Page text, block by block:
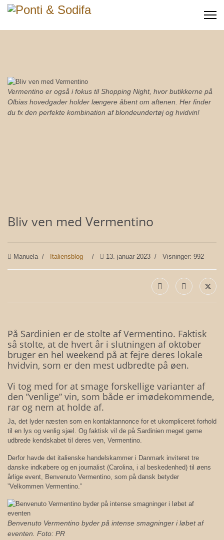
Vermentino er også i fokus til Shopping Night, hvor butikkerne på
Olbias hovedgader holder længere åbent om aftenen. Her finder
du fx den perfekte kombination af blondeundertøj og hvidvin!
Bliv ven med Vermentino
Manuela Italiensblog 13. januar 2023 Visninger: 992
På Sardinien er de stolte af Vermentino. Faktisk
så stolte, at de hvert år i slutningen af oktober
bruger en hel weekend på at fejre deres lokale
hvidvin, som er den mest udbredte på øen.
Vi tog med for at smage forskellige varianter af
den ”venlige” vin, som både er imødekommende,
rar og nem at holde af.
Ja, det lyder næsten som en kontaktannonce for et ukompliceret forhold
til en lys og venlig sjæl. Og faktisk vil de på Sardinien meget gerne
udbrede kendskabet til deres ven, Vermentino.
Derfor havde det italienske handelskammer i Danmark inviteret tre
danske indkøbere og en journalist (Carolina, i al beskedenhed) til øens
årlige event, Benvenuto Vermentino, som på dansk betyder
”Velkommen Vermentino.”
Benvenuto Vermentino byder på intense smagninger i løbet af
eventen. Foto: PR